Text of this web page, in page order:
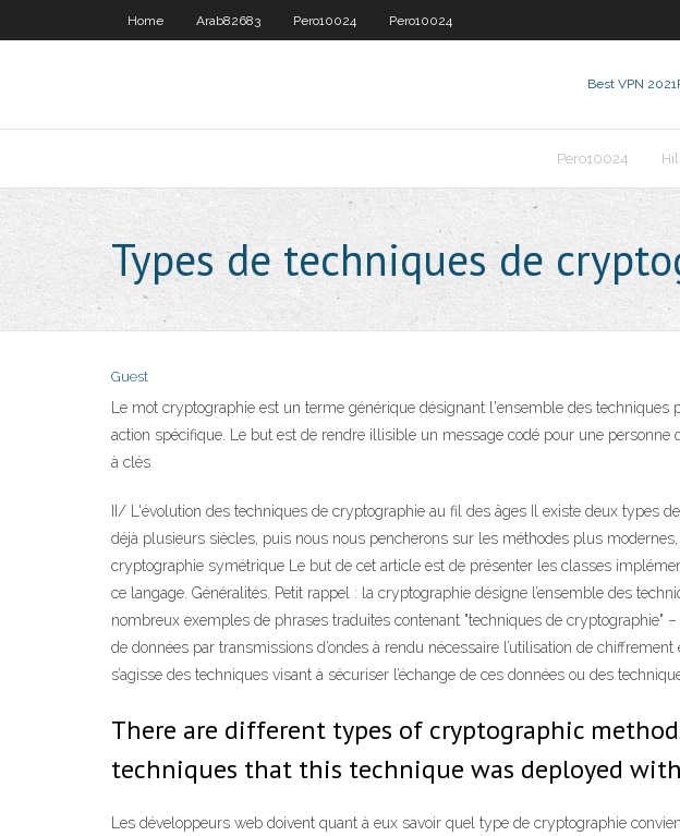
Home Arab82683 Pero10024 Pero10024
Best VPN 2021
Pero10024
Types de techniques de
Guest
Le mot cryptographie est un terme générique désignant l'ensemble des
action spécifique. Le but est de rendre illisible un message codé pour une
à clés
II/ L'évolution des techniques de cryptographie au fil des âges Il existe deux types
déjà plusieurs siècles, puis nous nous pencherons sur les méthodes plus
cryptographie symétrique Le but de cet article est de présenter les classes
ce langage. Généralités. Petit rappel : la cryptographie désigne l’ensemble des
nombreux exemples de phrases traduites contenant "techniques de cryptographie"
de données par transmissions d’ondes à rendu nécessaire l’utilisation de
s’agisse des techniques visant à sécuriser l’échange de ces données ou des
There are different types of cryptographic
techniques that this technique was deployed
Les développeurs web doivent quant à eux savoir quel type de cryptographie